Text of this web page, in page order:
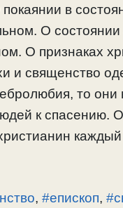
в
О состоянии
О признаках
и священство
то они
к спасению.
, #епископ,